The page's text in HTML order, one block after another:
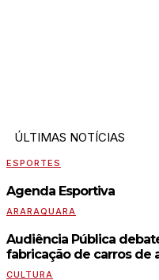
ÚLTIMAS NOTÍCIAS
ESPORTES
Agenda Esportiva
ARARAQUARA
Audiência Pública
fabricação de carros de
CULTURA